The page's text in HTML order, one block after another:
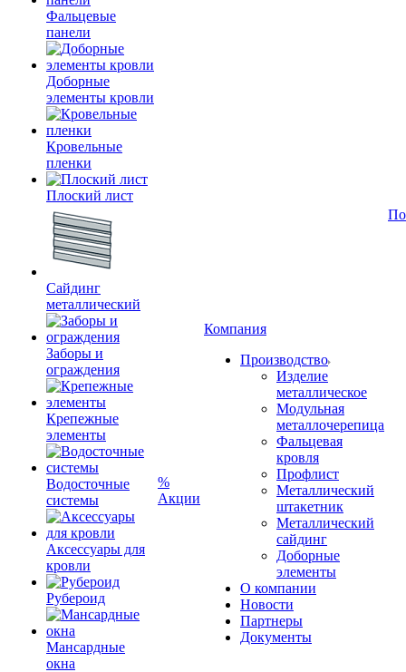
Фальцевые
панели
Доборные
элементы кровли
Кровельные
пленки
Плоский лист
Сайдинг
металлический
Заборы и
ограждения
Крепежные
элементы
Водосточные
системы
Аксессуары для
кровли
Рубероид
Мансардные
окна
%
Акции
Компания
Производство
Изделие
металлическое
Модульная
металлочерепица
Фальцевая
кровля
Профлист
Металлический
штакетник
Металлический
сайдинг
Доборные
элементы
О компании
Новости
Партнеры
Документы